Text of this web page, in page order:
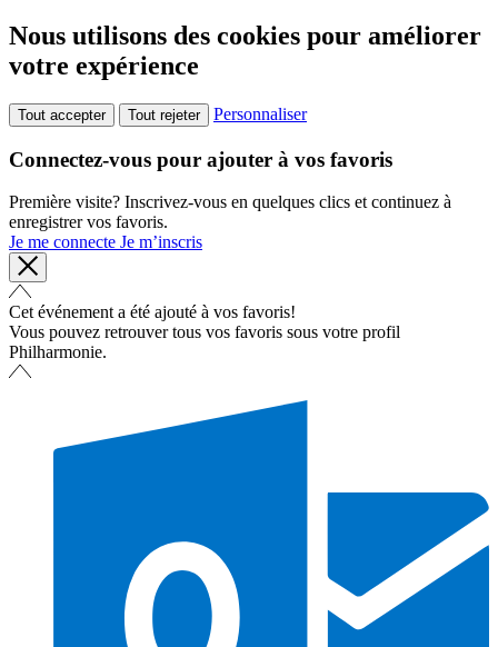
Nous utilisons des cookies pour améliorer
votre expérience
Tout accepter Tout rejeter Personnaliser
Connectez-vous pour ajouter à vos favoris
Première visite? Inscrivez-vous en quelques clics et continuez à
enregistrer vos favoris.
Je me connecte Je m’inscris
Cet événement a été ajouté à vos favoris!
Vous pouvez retrouver tous vos favoris sous votre profil
Philharmonie.